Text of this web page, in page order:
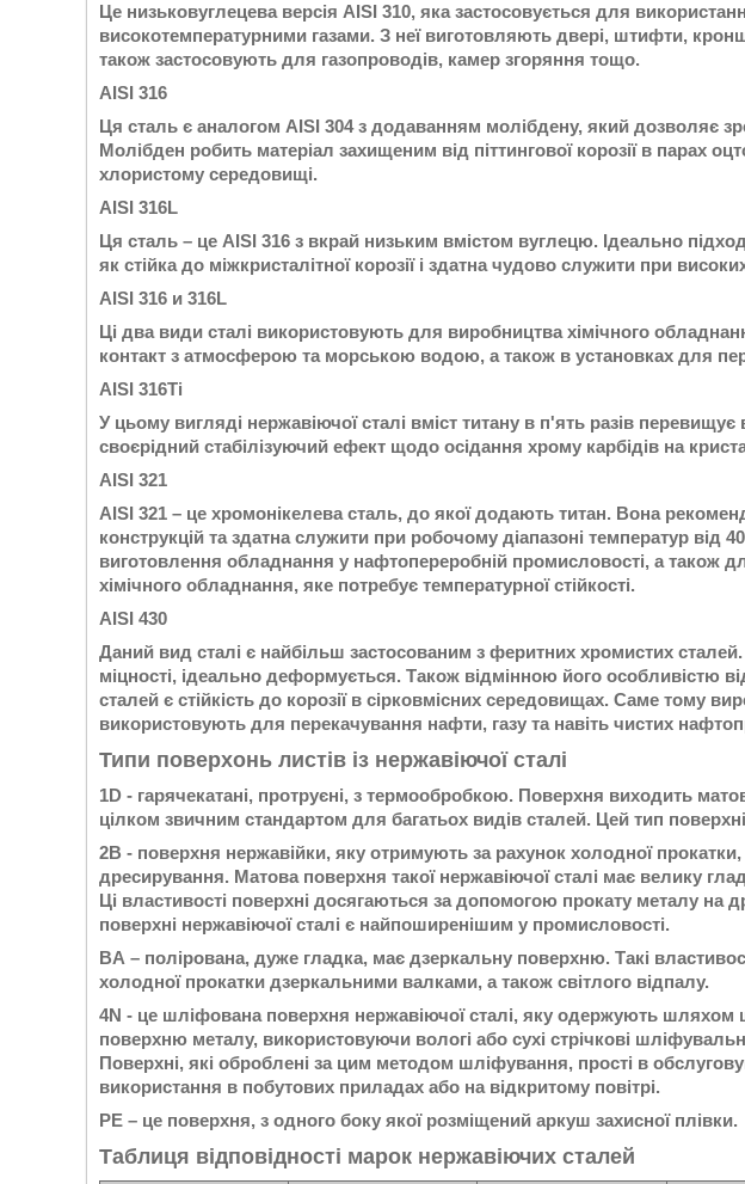
Це низьковуглецева версія AISI 310, яка застосовується для
високотемпературними газами. З неї виготовляють двері, штифти,
також застосовують для газопроводів, камер згоряння тощо.
AISI 316
Ця сталь є аналогом AISI 304 з додаванням молібдену, який дозволяє
Молібден робить матеріал захищеним від піттингової корозії в парах
хлористому середовищі.
AISI 316L
Ця сталь – це AISI 316 з вкрай низьким вмістом вуглецю. Ідеально
як стійка до міжкристалітної корозії і здатна чудово служити при
AISI 316 и 316L
Ці два види сталі використовують для виробництва хімічного
контакт з атмосферою та морською водою, а також в установках для
AISI 316Ti
У цьому вигляді нержавіючої сталі вміст титану в п'ять разів
своєрідний стабілізуючий ефект щодо осідання хрому карбідів на
AISI 321
AISI 321 – це хромонікелева сталь, до якої додають титан. Вона
конструкцій та здатна служити при робочому діапазоні температур від
виготовлення обладнання у нафтопереробній промисловості, а також
хімічного обладнання, яке потребує температурної стійкості.
AISI 430
Даний вид сталі є найбільш застосованим з феритних хромистих
міцності, ідеально деформується. Також відмінною його особливістю
сталей є стійкість до корозії в сірковмісних середовищах. Саме тому
використовують для перекачування нафти, газу та навіть чистих
Типи поверхонь листів із нержавіючої сталі
1D - гарячекатані, протруєні, з термообробкою. Поверхня виходить
цілком звичним стандартом для багатьох видів сталей. Цей тип поверхні
2В - поверхня нержавійки, яку отримують за рахунок холодної
дресирування. Матова поверхня такої нержавіючої сталі має велику
Ці властивості поверхні досягаються за допомогою прокату металу на
поверхні нержавіючої сталі є найпоширенішим у промисловості.
BA – полірована, дуже гладка, має дзеркальну поверхню. Такі
холодної прокатки дзеркальними валками, а також світлого відпалу.
4N - це шліфована поверхня нержавіючої сталі, яку одержують
поверхню металу, використовуючи вологі або сухі стрічкові
Поверхні, які оброблені за цим методом шліфування, прості в
використання в побутових приладах або на відкритому повітрі.
РЕ – це поверхня, з одного боку якої розміщений аркуш захисної плівки.
Таблиця відповідності марок нержавіючих сталей